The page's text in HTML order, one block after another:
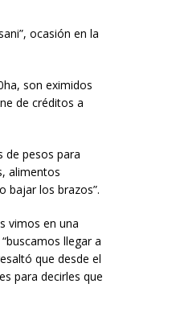
ocasión en la
son eximidos
de créditos a
de pesos para
alimentos
bajar los brazos”.
vimos en una
llegar a
que desde el
para decirles que